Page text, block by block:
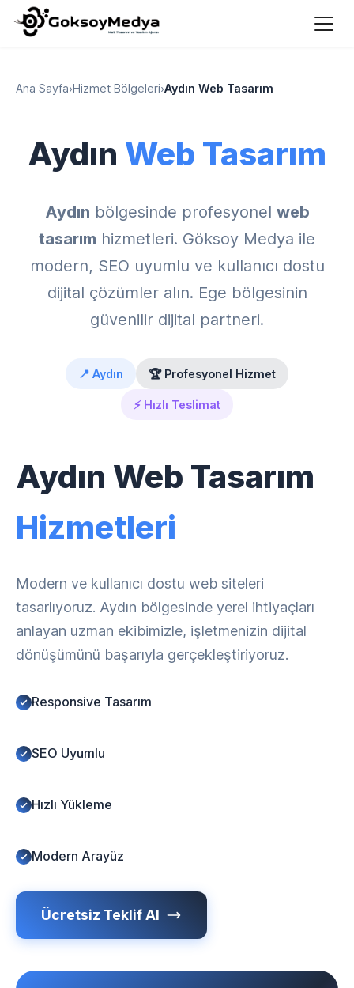
Ana Sayfa›Hizmet Bölgeleri›Aydın Web Tasarım
Aydın Web Tasarım
Aydın bölgesinde profesyonel web
tasarım hizmetleri. Göksoy Medya ile
modern, SEO uyumlu ve kullanıcı dostu
dijital çözümler alın. Ege bölgesinin
güvenilir dijital partneri.
📍 Aydın 🏆 Profesyonel Hizmet
⚡ Hızlı Teslimat
Aydın Web Tasarım
Hizmetleri
Modern ve kullanıcı dostu web siteleri
tasarlıyoruz. Aydın bölgesinde yerel ihtiyaçları
anlayan uzman ekibimizle, işletmenizin dijital
dönüşümünü başarıyla gerçekleştiriyoruz.
Responsive Tasarım
SEO Uyumlu
Hızlı Yükleme
Modern Arayüz
Ücretsiz Teklif Al